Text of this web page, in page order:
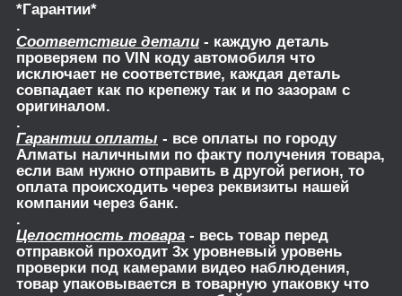
*Гарантии*
.
Соответствие детали - каждую деталь
проверяем по VIN коду автомобиля что
исключает не соответствие, каждая деталь
совпадает как по крепежу так и по зазорам с
оригиналом.
.
Гарантии оплаты - все оплаты по городу
Алматы наличными по факту получения товара,
если вам нужно отправить в другой регион, то
оплата происходить через реквизиты нашей
компании через банк.
.
Целостность товара - весь товар перед
отправкой проходит 3х уровневый уровень
проверки под камерами видео наблюдения,
товар упаковывается в товарную упаковку что